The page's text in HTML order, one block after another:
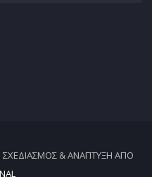
ΣΧΕΔΙΑΣΜΌΣ & ΑΝΆΠΤΥΞΗ ΑΠΌ